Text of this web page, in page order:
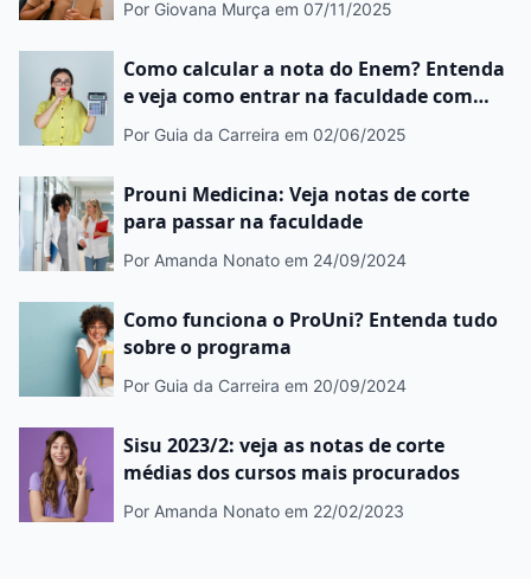
Por Giovana Murça em 07/11/2025
Como calcular a nota do Enem? Entenda
e veja como entrar na faculdade com
bolsas
Por Guia da Carreira em 02/06/2025
Prouni Medicina: Veja notas de corte
para passar na faculdade
Por Amanda Nonato em 24/09/2024
Como funciona o ProUni? Entenda tudo
sobre o programa
Por Guia da Carreira em 20/09/2024
Sisu 2023/2: veja as notas de corte
médias dos cursos mais procurados
Por Amanda Nonato em 22/02/2023